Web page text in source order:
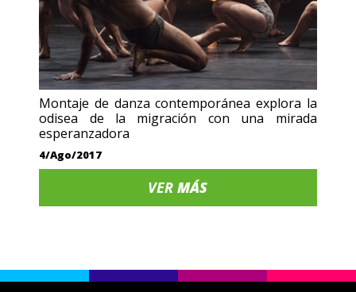
Montaje de danza contemporánea explora la
odisea de la migración con una mirada
esperanzadora
4/Ago/2017
VERMÁS